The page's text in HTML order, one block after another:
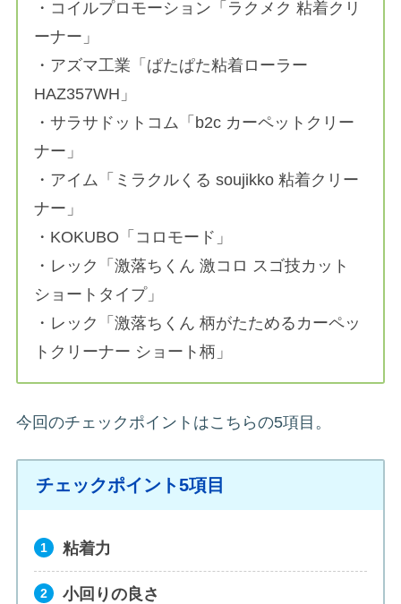
・コイルプロモーション「ラクメク 粘着クリ
ーナー」
・アズマ工業「ぱたぱた粘着ローラー
HAZ357WH」
・サラサドットコム「b2c カーペットクリー
ナー」
・アイム「ミラクルくる soujikko 粘着クリー
ナー」
・KOKUBO「コロモード」
・レック「激落ちくん 激コロ スゴ技カット
ショートタイプ」
・レック「激落ちくん 柄がたためるカーペッ
トクリーナー ショート柄」
今回のチェックポイントはこちらの5項目。
チェックポイント5項目
粘着力
小回りの良さ